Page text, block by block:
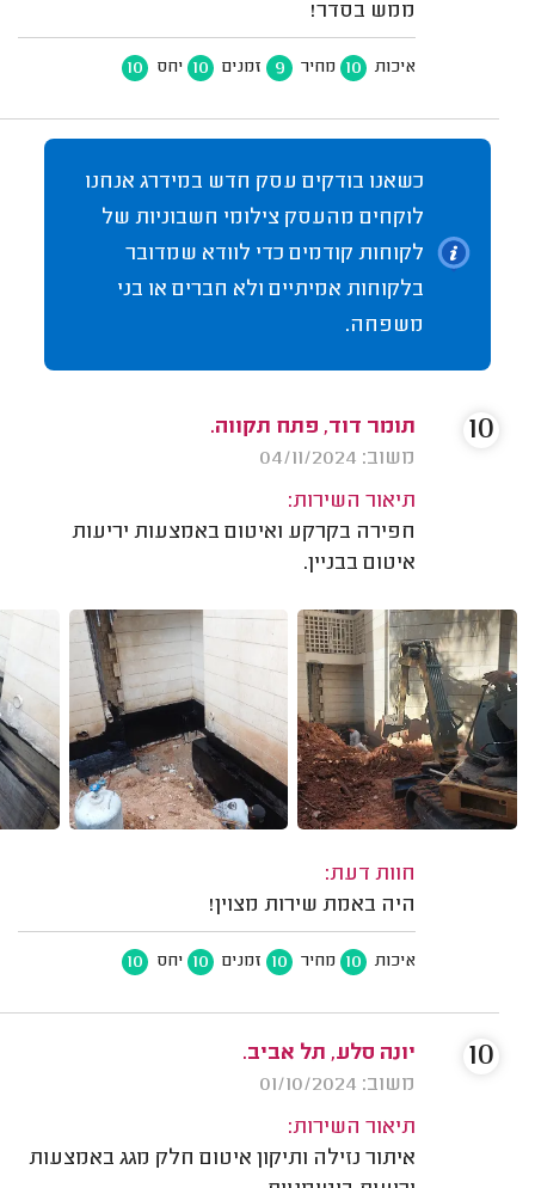
ממש בסדר!
איכות 10 מחיר 9 זמנים 10 יחס 10
כשאנו בודקים עסק חדש במידרג אנחנו
לוקחים מהעסק צילומי חשבוניות של
לקוחות קודמים כדי לוודא שמדובר
בלקוחות אמיתיים ולא חברים או בני
משפחה.
תומר דוד, פתח תקווה.
משוב: 04/11/2024
תיאור השירות:
חפירה בקרקע ואיטום באמצעות יריעות
איטום בבניין.
חוות דעת:
היה באמת שירות מצוין!
איכות 10 מחיר 10 זמנים 10 יחס 10
10
יונה סלע, תל אביב.
משוב: 01/10/2024
תיאור השירות:
איתור נזילה ותיקון איטום חלק מגג באמצעות
10